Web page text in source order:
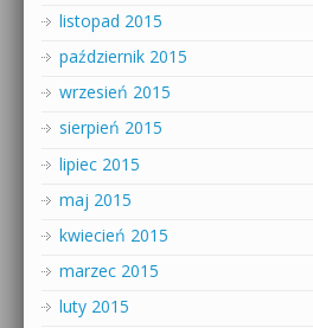
listopad 2015
październik 2015
wrzesień 2015
sierpień 2015
lipiec 2015
maj 2015
kwiecień 2015
marzec 2015
luty 2015